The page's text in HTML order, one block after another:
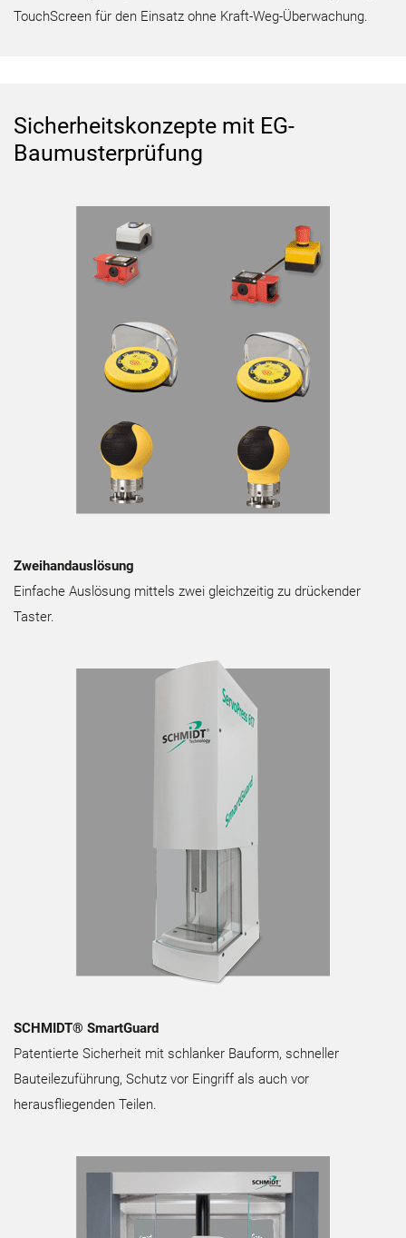
TouchScreen für den Einsatz ohne Kraft-Weg-Überwachung.
Sicherheitskonzepte mit EG-
Baumusterprüfung
Zweihandauslösung
Einfache Auslösung mittels zwei gleichzeitig zu drückender
Taster.
SCHMIDT® SmartGuard
Patentierte Sicherheit mit schlanker Bauform, schneller
Bauteilezuführung, Schutz vor Eingriff als auch vor
herausfliegenden Teilen.